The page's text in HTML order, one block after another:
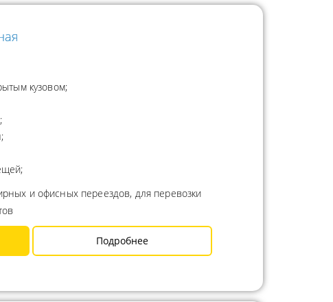
кузовом;
и офисных переездов, для перевозки
Подробнее